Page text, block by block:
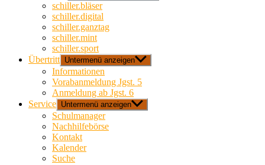
schiller.bläser
schiller.digital
schiller.ganztag
schiller.mint
schiller.sport
Übertritt Untermenü anzeigen
Informationen
Vorabanmeldung Jgst. 5
Anmeldung ab Jgst. 6
Service Untermenü anzeigen
Schulmanager
Nachhilfebörse
Kontakt
Kalender
Suche